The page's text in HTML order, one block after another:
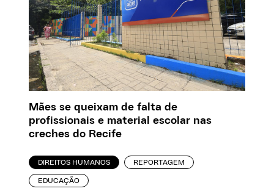
Mães se queixam de falta de
profissionais e material escolar nas
creches do Recife
DIREITOS HUMANOS REPORTAGEM
EDUCAÇÃO